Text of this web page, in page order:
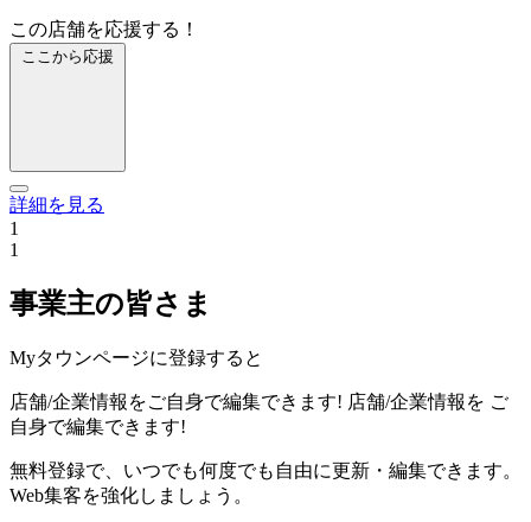
この店舗を応援する！
ここから応援
詳細を見る
1
1
事業主の皆さま
Myタウンページに登録すると
店舗/企業情報をご自身で編集できます! 店舗/企業情報を ご
自身で編集できます!
無料登録で、いつでも何度でも自由に更新・編集できます。
Web集客を強化しましょう。